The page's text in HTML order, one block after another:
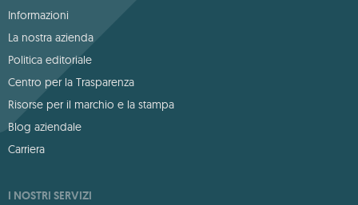
Informazioni
La nostra azienda
Politica editoriale
Centro per la Trasparenza
Risorse per il marchio e la stampa
Blog aziendale
Carriera
I NOSTRI SERVIZI